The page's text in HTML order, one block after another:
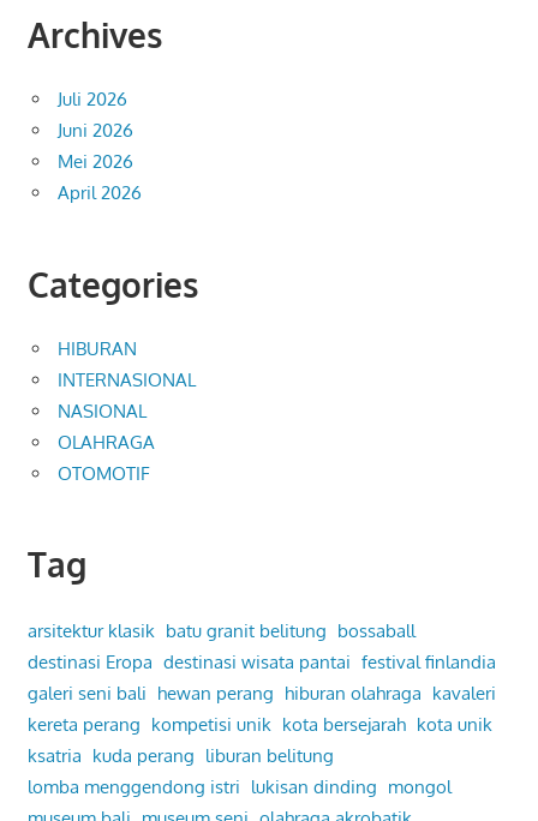
Archives
Juli 2026
Juni 2026
Mei 2026
April 2026
Categories
HIBURAN
INTERNASIONAL
NASIONAL
OLAHRAGA
OTOMOTIF
Tag
arsitektur klasik batu granit belitung bossaball
destinasi Eropa destinasi wisata pantai festival finlandia
galeri seni bali hewan perang hiburan olahraga kavaleri
kereta perang kompetisi unik kota bersejarah kota unik
ksatria kuda perang liburan belitung
lomba menggendong istri lukisan dinding mongol